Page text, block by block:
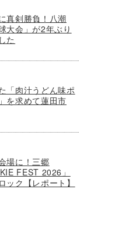
真剣勝負！八潮
大会」が2年ぶり
た
「肉汁うどん味ポ
を求めて蓮田市
場に！三郷
FEST 2026」
ック【レポート】